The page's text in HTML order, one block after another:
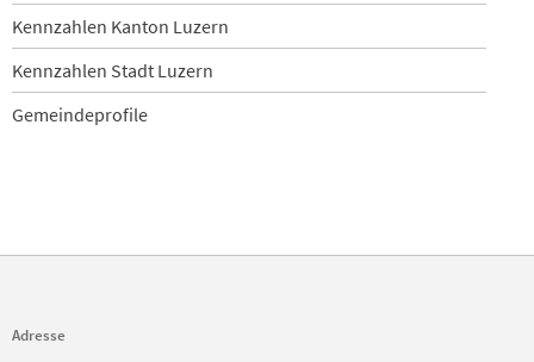
Kennzahlen Kanton Luzern
Kennzahlen Stadt Luzern
Gemeindeprofile
Adresse